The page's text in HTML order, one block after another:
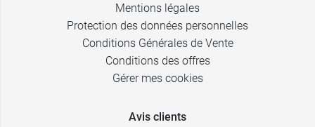
Mentions légales
Protection des données personnelles
Conditions Générales de Vente
Conditions des offres
Gérer mes cookies
Avis clients